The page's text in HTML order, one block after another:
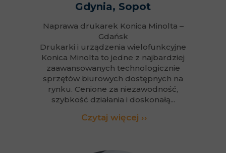
Gdynia, Sopot
Naprawa drukarek Konica Minolta –
Gdańsk
Drukarki i urządzenia wielofunkcyjne
Konica Minolta to jedne z najbardziej
zaawansowanych technologicznie
sprzętów biurowych dostępnych na
rynku. Cenione za niezawodność,
szybkość działania i doskonałą...
Czytaj więcej ››